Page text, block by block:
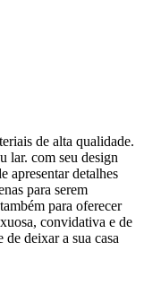
de alta qualidade.
lar. com seu design
apresentar detalhes
para serem
para oferecer
convidativa e de
deixar a sua casa